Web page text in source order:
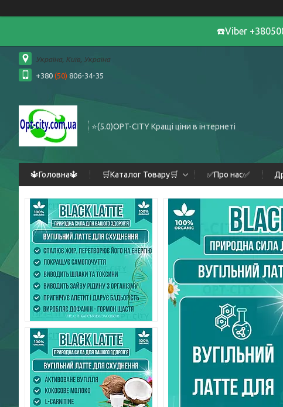
☎️Viber
Україна, Київ, Україна
+380 (50) 806-34-35
⭐️(5.0)OPT-CITY Кращі ціни в інтернеті
🔱Головна🔱 🛒Каталог Товару🛒 ✅Про нас✅